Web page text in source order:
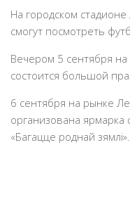
На городском
смогут посмотреть
Вечером 5 сентября
состоится большой
6 сентября на рынке
организована ярмарка
«Багацце роднай зямлі».